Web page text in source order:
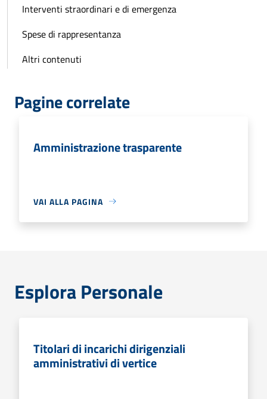
Interventi straordinari e di emergenza
Spese di rappresentanza
Altri contenuti
Pagine correlate
Amministrazione trasparente
VAI ALLA PAGINA
Esplora Personale
Titolari di incarichi dirigenziali
amministrativi di vertice